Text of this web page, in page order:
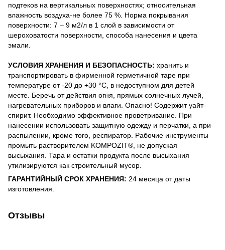
подтеков на вертикальных поверхностях; относительная
влажность воздуха-не более 75 %. Норма покрывания
поверхности: 7 – 9 м2/л в 1 слой в зависимости от
шероховатости поверхности, способа нанесения и цвета
эмали.
УСЛОВИЯ ХРАНЕНИЯ И БЕЗОПАСНОСТЬ: хранить и
транспортировать в фирменной герметичной таре при
температуре от -20 до +30 °С, в недоступном для детей
месте. Беречь от действия огня, прямых солнечных лучей,
нагревательных приборов и влаги. Опасно! Содержит уайт-
спирит. Необходимо эффективное проветривание. При
нанесении использовать защитную одежду и перчатки, а при
распылении, кроме того, респиратор. Рабочие инструменты
промыть растворителем KOMPOZIT®, не допуская
высыхания. Тара и остатки продукта после высыхания
утилизируются как строительный мусор.
ГАРАНТИЙНЫЙ СРОК ХРАНЕНИЯ: 24 месяца от даты
изготовления.
Отзывы